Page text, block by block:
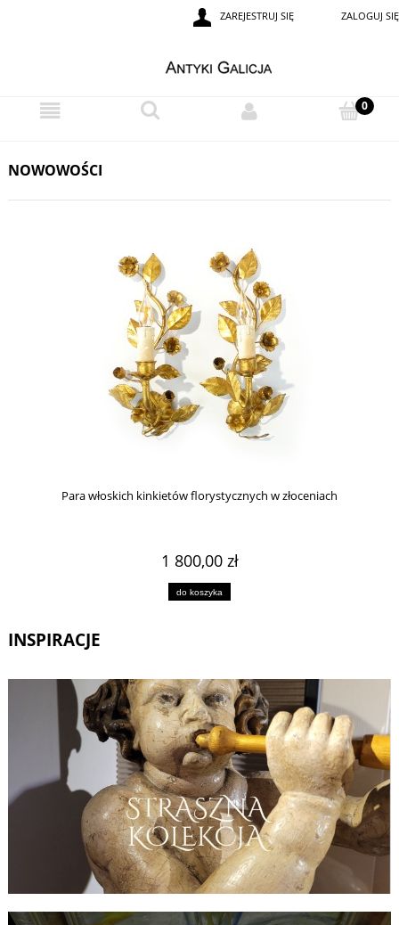
ZAREJESTRUJ SIĘ ZALOGUJ SIĘ
NOWOWOŚCI
Para włoskich kinkietów florystycznych w złoceniach
1 800,00 zł
do koszyka
INSPIRACJE